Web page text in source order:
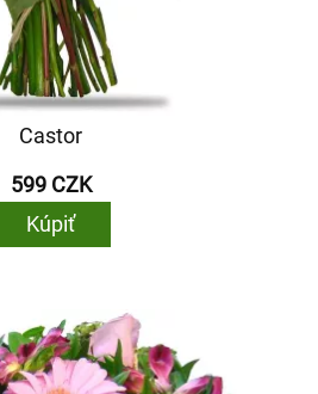
Castor
599 CZK
Kúpiť